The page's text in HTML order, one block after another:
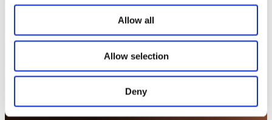
Allow all
Allow selection
Deny